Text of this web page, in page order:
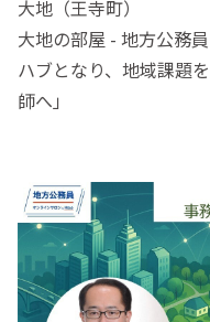
大地（王寺町）
大地の部屋 - 地方公務
ハブとなり、地域課題
師へ」